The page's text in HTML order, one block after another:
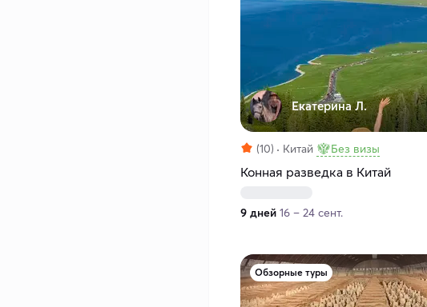
Екатерина Л.
(10) Китай Без визы
Конная разведка в Китай
9 дней 16 – 24 сент.
Обзорные туры